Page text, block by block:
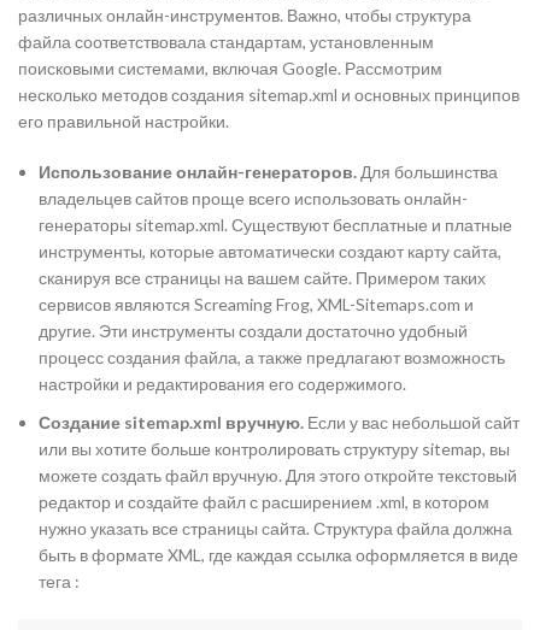
различных онлайн-инструментов. Важно, чтобы структура
файла соответствовала стандартам, установленным
поисковыми системами, включая Google. Рассмотрим
несколько методов создания sitemap.xml и основных принципов
его правильной настройки.
Использование онлайн-генераторов. Для большинства
владельцев сайтов проще всего использовать онлайн-
генераторы sitemap.xml. Существуют бесплатные и платные
инструменты, которые автоматически создают карту сайта,
сканируя все страницы на вашем сайте. Примером таких
сервисов являются Screaming Frog, XML-Sitemaps.com и
другие. Эти инструменты создали достаточно удобный
процесс создания файла, а также предлагают возможность
настройки и редактирования его содержимого.
Создание sitemap.xml вручную. Если у вас небольшой сайт
или вы хотите больше контролировать структуру sitemap, вы
можете создать файл вручную. Для этого откройте текстовый
редактор и создайте файл с расширением .xml, в котором
нужно указать все страницы сайта. Структура файла должна
быть в формате XML, где каждая ссылка оформляется в виде
тега :